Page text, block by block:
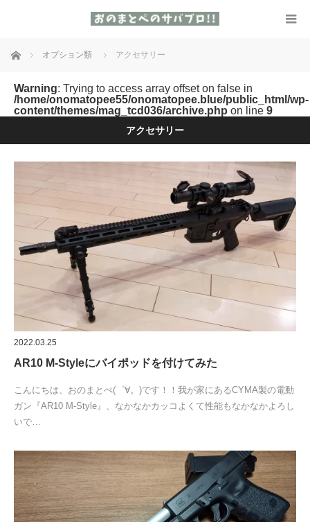
ホーム オプション類 アクセサリー
Warning: Trying to access array offset on false in
/home/onomatopee55/onomatopee.blue/public_html/wp-
content/themes/mag_tcd036/archive.php on line 9
アクセサリー
2022.03.25
AR10 M-Styleにバイポッドを付けてみた
こんにちは、おのまとぺ(゜∀。)です！！我が家にあるCYMA製の電動
ガン『AR10 M-Style』、なかなかカッコよくて性能もなかなかよろし
いで…